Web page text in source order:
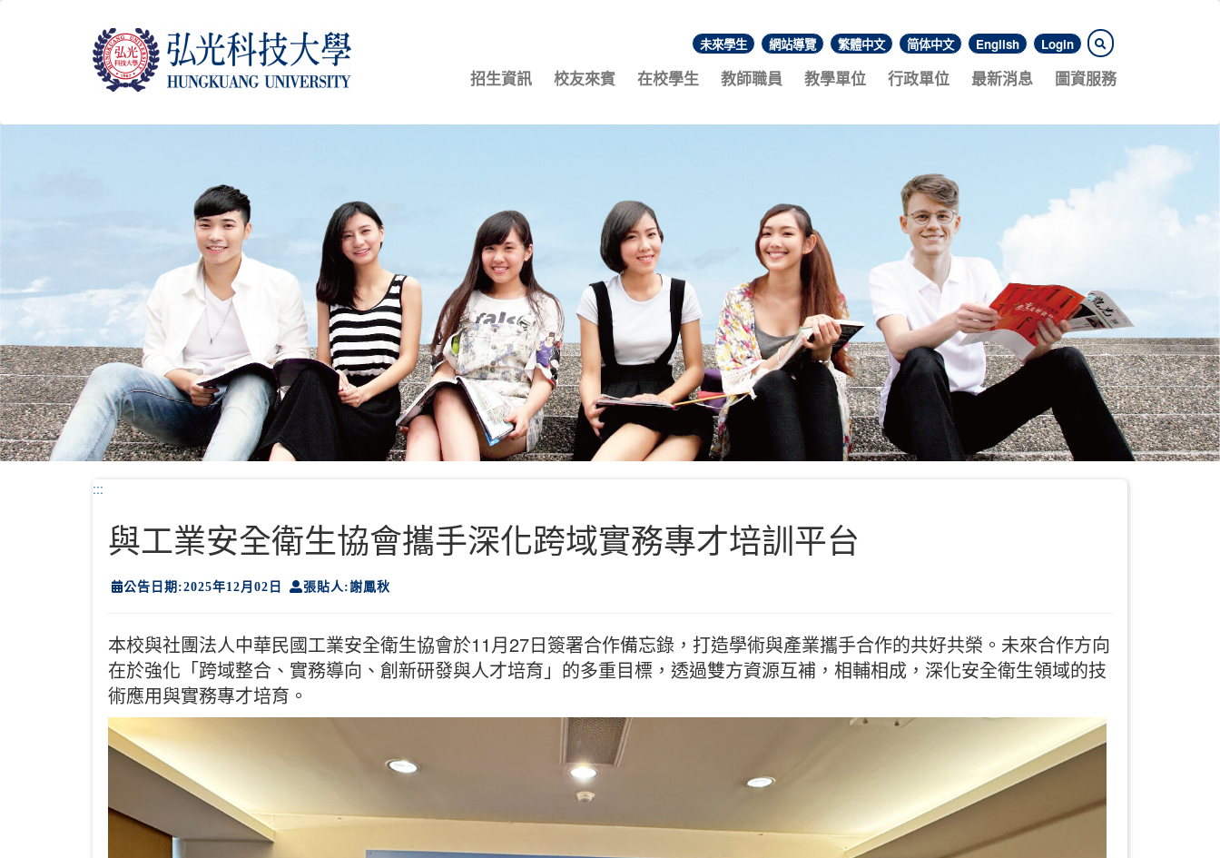
內
:::
未來學生 網站導覽 繁體中文 简体中文 English Login
招生資訊 校友來賓 在校學生 教師職員 教學單位 行政單位 最新消息 圖資服務
:::
與工業安全衛生協會攜手深化跨域實務專才培訓平台
公告日期:2025年12月02日 張貼人:謝鳳秋
本校與社團法人中華民國工業安全衛生協會於11月27日簽署合作備忘錄，打造學術與產業攜手合作的共好共榮。未來合作方向
在於強化「跨域整合、實務導向、創新研發與人才培育」的多重目標，透過雙方資源互補，相輔相成，深化安全衛生領域的技
術應用與實務專才培育。